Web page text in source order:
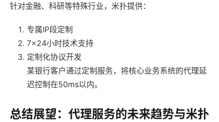
针对金融、科研等特殊行业，米扑提供：
专属IP段定制
7×24小时技术支持
定制化协议开发
某银行客户通过定制服务，将核心业务系统的代理延
迟控制在50ms以内。
总结展望：代理服务的未来趋势与米扑